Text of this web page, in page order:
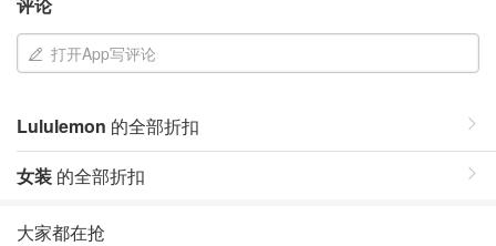
打开App写评论
Lululemon 的全部折扣
女装 的全部折扣
大家都在抢